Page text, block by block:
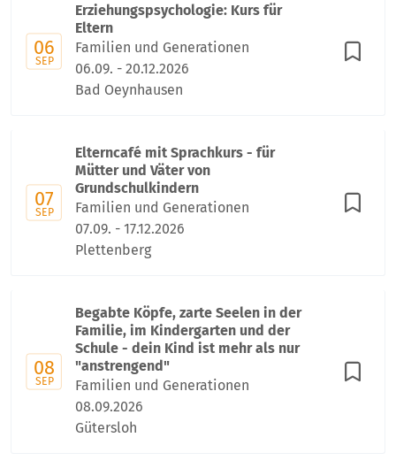
06
SEP
Erziehungspsychologie: Kurs für
Eltern
Familien und Generationen
06.09. - 20.12.2026
Bad Oeynhausen
07
SEP
Elterncafé mit Sprachkurs - für
Mütter und Väter von
Grundschulkindern
Familien und Generationen
07.09. - 17.12.2026
Plettenberg
08
SEP
Begabte Köpfe, zarte Seelen in der
Familie, im Kindergarten und der
Schule - dein Kind ist mehr als nur
"anstrengend"
Familien und Generationen
08.09.2026
Gütersloh